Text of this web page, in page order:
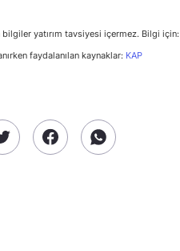
bilgiler yatırım tavsiyesi içermez. Bilgi için:
faydalanılan kaynaklar: KAP